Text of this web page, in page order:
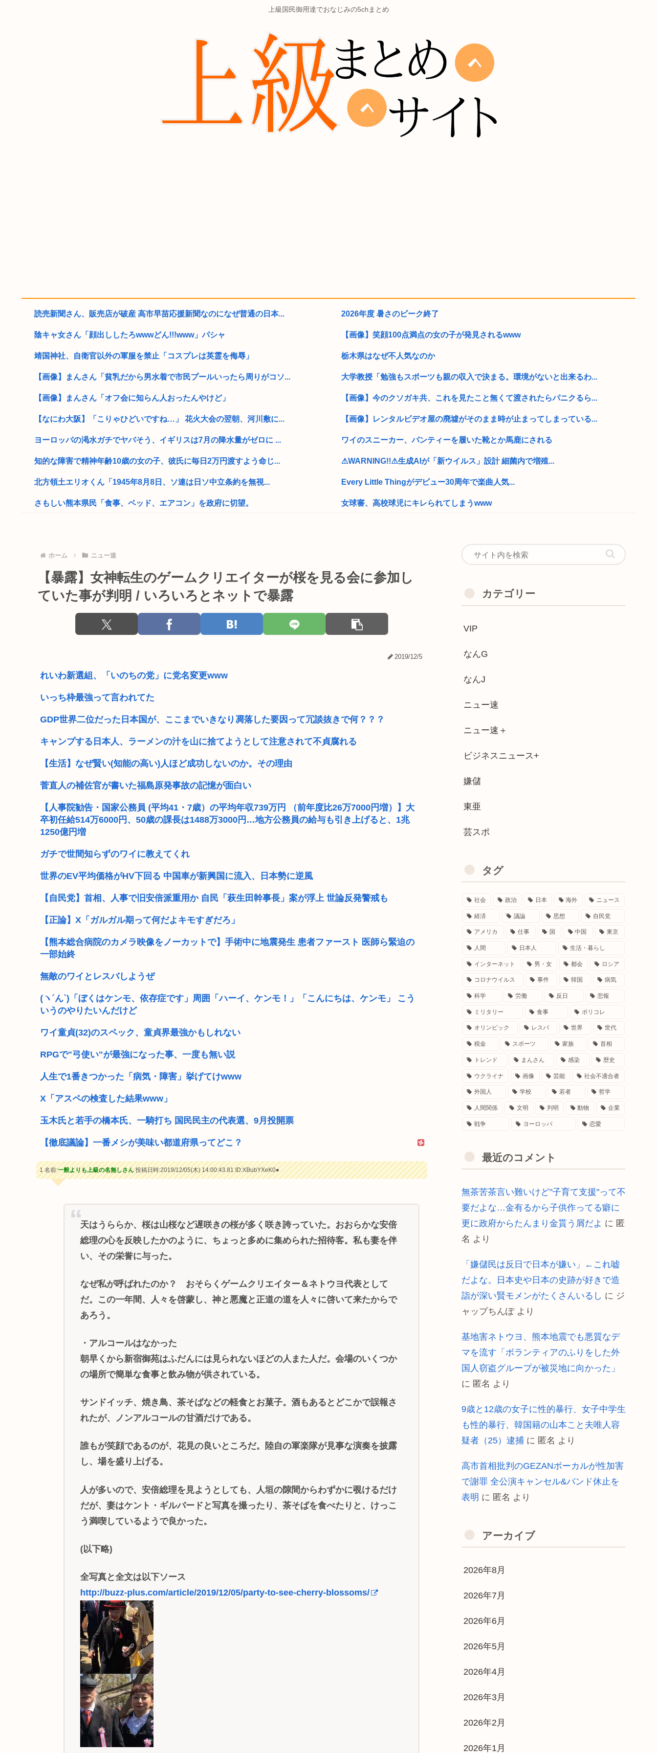
上級国民御用達でおなじみの5chまとめ
読売新聞さん、販売店が破産 高市早苗応援新聞なのになぜ普通の日本...
陰キャ女さん「顔出ししたろwwwどん!!!www」パシャ
靖国神社、自衛官以外の軍服を禁止「コスプレは英霊を侮辱」
【画像】まんさん「貧乳だから男水着で市民プールいったら周りがコソ...
【画像】まんさん「オフ会に知らん人おったんやけど」
【なにわ大阪】「こりゃひどいですね…」 花火大会の翌朝、河川敷に...
ヨーロッパの渇水ガチでヤバそう、イギリスは7月の降水量がゼロに ...
知的な障害で精神年齢10歳の女の子、彼氏に毎日2万円渡すよう命じ...
北方領土エリオくん「1945年8月8日、ソ連は日ソ中立条約を無視...
さもしい熊本県民「食事、ベッド、エアコン」を政府に切望。
日本人、朝食が550円に…
靖国神社、軍服コスプレでの参拝を禁止へ
【衝撃】国家公務員チン上げ、大卒初年度で年収514万、勤続28年...
NISAのせいで少子化加速してるけどこれ本当に政策として合ってる...
3秒で思いついた架空の黒人力士の四股名
2026年度 暑さのピーク終了
【画像】笑顔100点満点の女の子が発見されるwww
栃木県はなぜ不人気なのか
大学教授「勉強もスポーツも親の収入で決まる。環境がないと出来るわ...
【画像】今のクソガキ共、これを見たこと無くて渡されたらパニクるら...
【画像】レンタルビデオ屋の廃墟がそのまま時が止まってしまっている...
ワイのスニーカー、パンティーを履いた靴とか馬鹿にされる
⚠WARNING!!⚠生成AIが「新ウイルス」設計 細菌内で増殖...
Every Little Thingがデビュー30周年で楽曲人気...
女球審、高校球児にキレられてしまうwww
【デラウェア】若者2人を誘惑してレ●プしたダンス教室の女先生逮捕
【画像あり】弊社の女性社員、胸を強調しすぎで困るんだがwww
この状況で移民に反対するやつ、バカと反日カルト信者だけだと話題に
【高市】 ちいかわの映画館で小学生女児による中年男性に対する声か...
警視庁「車カスの飯塚幸三を逮捕しなくていい理由を考えるために10...
【悲報】Jリーグさん、誰も観ない…www
風呂キャンセル界隈を超えた歯磨きキャンセル界隈が流行ってしまう。
「現金1000万円」or「ロックマンXのカッカッカッカって壁登る...
【悲報】「世界の売春婦（セッ◯スワーカー）の数と割合」反論「そん...
ホーム ニュー速
【暴露】女神転生のゲームクリエイターが桜を見る会に参加し
ていた事が判明 / いろいろとネットで暴露
2019/12/5
れいわ新選組、「いのちの党」に党名変更www
いっち枠最強って言われてた
GDP世界二位だった日本国が、ここまでいきなり凋落した要因って冗談抜きで何？？？
キャンプする日本人、ラーメンの汁を山に捨てようとして注意されて不貞腐れる
【生活】なぜ賢い(知能の高い)人ほど成功しないのか。その理由
菅直人の補佐官が書いた福島原発事故の記憶が面白い
【人事院勧告・国家公務員 (平均41・7歳）の平均年収739万円 （前年度比26万7000円増）】大
卒初任給514万6000円、50歳の課長は1488万3000円…地方公務員の給与も引き上げると、1兆
1250億円増
ガチで世間知らずのワイに教えてくれ
世界のEV平均価格がHV下回る 中国車が新興国に流入、日本勢に逆風
【自民党】首相、人事で旧安倍派重用か 自民「萩生田幹事長」案が浮上 世論反発警戒も
【正論】X「ガルガル期って何だよキモすぎだろ」
【熊本総合病院のカメラ映像をノーカットで】手術中に地震発生 患者ファースト 医師ら緊迫の
一部始終
無敵のワイとレスバしようぜ
(ヽ´ん`)「ぼくはケンモ、依存症です」周囲「ハーイ、ケンモ！」「こんにちは、ケンモ」 こう
いうのやりたいんだけど
ワイ童貞(32)のスペック、童貞界最強かもしれない
RPGで"弓使い"が最強になった事、一度も無い説
人生で1番きつかった「病気・障害」挙げてけwww
X「アスペの検査した結果www」
玉木氏と若手の橋本氏、一騎打ち 国民民主の代表選、9月投開票
【徹底議論】一番メシが美味い都道府県ってどこ？
1 名前:一般よりも上級の名無しさん投稿日時:2019/12/05(木) 14:00:43.81ID:XBubYXeK0●
天はうららか、桜は山桜など遅咲きの桜が多く咲き誇っていた。おおらかな安倍
総理の心を反映したかのように、ちょっと多めに集められた招待客。私も妻を伴
い、その栄誉に与った。
なぜ私が呼ばれたのか？ おそらくゲームクリエイター＆ネトウヨ代表として
だ。この一年間、人々を啓蒙し、神と悪魔と正道の道を人々に啓いて来たからで
あろう。
・アルコールはなかった
朝早くから新宿御苑はふだんには見られないほどの人また人だ。会場のいくつか
の場所で簡単な食事と飲み物が供されている。
サンドイッチ、焼き鳥、茶そばなどの軽食とお菓子。酒もあるとどこかで誤報さ
れたが、ノンアルコールの甘酒だけである。
誰もが笑顔であるのが、花見の良いところだ。陸自の軍楽隊が見事な演奏を披露
し、場を盛り上げる。
人が多いので、安倍総理を見ようとしても、人垣の隙間からわずかに覗けるだけ
だが、妻はケント・ギルバードと写真を撮ったり、茶そばを食べたりと、けっこ
う満喫しているようで良かった。
(以下略)
全写真と全文は以下ソース
http://buzz-plus.com/article/2019/12/05/party-to-see-cherry-blossoms/
カテゴリー
VIP
なんG
なんJ
ニュー速
ニュー速＋
ビジネスニュース+
嫌儲
東亜
芸スポ
タグ
社会 政治 日本 海外 ニュース
経済 議論 思想 自民党
アメリカ 仕事 国 中国 東京
人間 日本人 生活・暮らし
インターネット 男・女 都会 ロシア
コロナウイルス 事件 韓国 病気
科学 労働 反日 悲報
ミリタリー 食事 ポリコレ
オリンピック レスバ 世界 世代
税金 スポーツ 家族 首相
トレンド まんさん 感染 歴史
ウクライナ 画像 芸能 社会不適合者
外国人 学校 若者 哲学
人間関係 文明 判明 動物 企業
戦争 ヨーロッパ 恋愛
最近のコメント
無茶苦茶言い難いけど"子育て支援"って不
要だよな…金有るから子供作ってる癖に
更に政府からたんまり金貰う屑だよ に 匿
名 より
「嫌儲民は反日で日本が嫌い」←これ嘘
だよな。日本史や日本の史跡が好きで造
詣が深い賢モメンがたくさんいるし に ジ
ャップちんぽより
基地害ネトウヨ、熊本地震でも悪質なデ
マを流す「ボランティアのふりをした外
国人窃盗グループが被災地に向かった」
に 匿名 より
9歳と12歳の女子に性的暴行、女子中学生
も性的暴行、韓国籍の山本こと夫唯人容
疑者（25）逮捕 に 匿名 より
高市首相批判のGEZANボーカルが性加害
で謝罪 全公演キャンセル&バンド休止を
表明 に 匿名 より
アーカイブ
2026年8月
2026年7月
2026年6月
2026年5月
2026年4月
2026年3月
2026年2月
2026年1月